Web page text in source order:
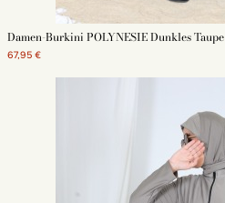
Damen-Burkini POLYNESIE Dunkles Taupe
67,95 €